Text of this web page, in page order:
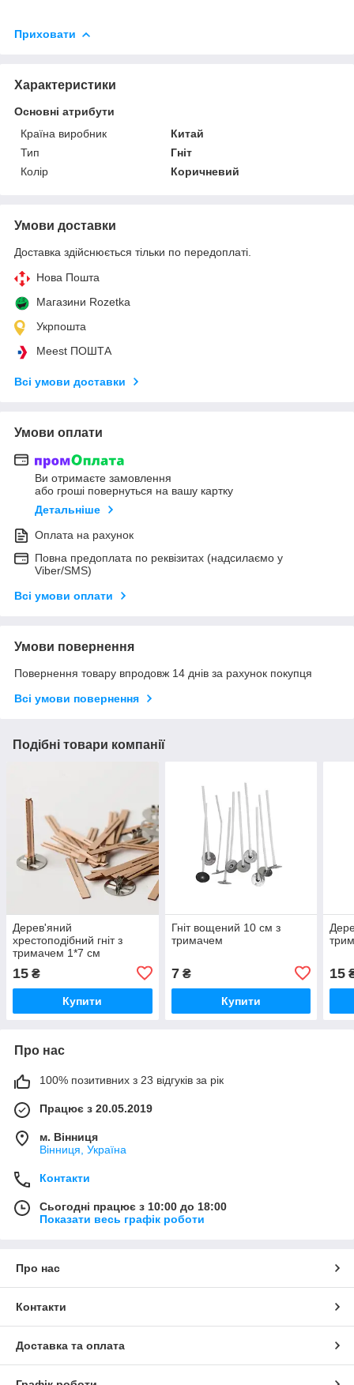
Приховати
Характеристики
Основні атрибути
Країна виробник
Китай
Тип
Гніт
Колір
Коричневий
Умови доставки
Доставка здійснюється тільки по передоплаті.
Нова Пошта
Магазини Rozetka
Укрпошта
Meest ПОШТА
Всі умови доставки
Умови оплати
Ви отримаєте замовлення
або гроші повернуться на вашу картку
Детальніше
Оплата на рахунок
Повна предоплата по реквізитах (надсилаємо у
Viber/SMS)
Всі умови оплати
Умови повернення
Повернення товару впродовж 14 днів за рахунок покупця
Всі умови повернення
Подібні товари компанії
Дерев'яний
хрестоподібний гніт з
тримачем 1*7 см
15 ₴
Купити
Гніт вощений 10 см з
тримачем
7₴
Купити
15
Про нас
100% позитивних з 23 відгуків за рік
Працює з 20.05.2019
м. Вінниця
Вінниця, Україна
Контакти
Сьогодні працює з 10:00 до 18:00
Показати весь графік роботи
Про нас
Контакти
Доставка та оплата